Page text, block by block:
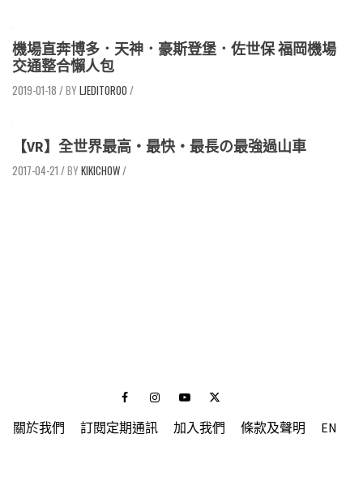
機場直奔博多．天神．豪斯登堡．佐世保 福岡機場
交通整合懶人包
2019-01-18 / LJEDITOR00 /
【VR】全世界最高‧最快‧最長の最強過山車
2017-04-21 / KIKICHOW/
FacebookInstagramYoutubeTwitter
關於我們 訂閱定期通訊 加入我們 條款及聲明 EN